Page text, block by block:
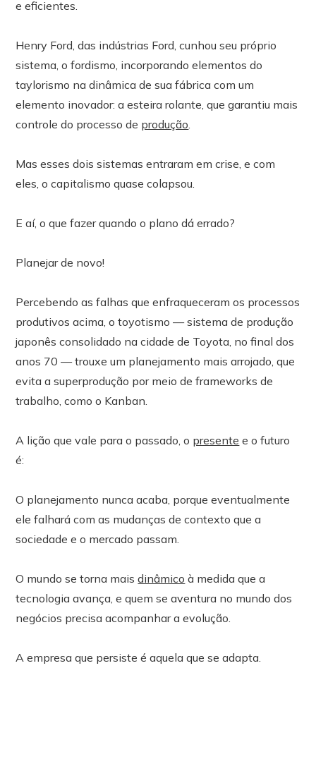
e eficientes.
Henry Ford, das indústrias Ford, cunhou seu próprio
sistema, o fordismo, incorporando elementos do
taylorismo na dinâmica de sua fábrica com um
elemento inovador: a esteira rolante, que garantiu mais
controle do processo de produção.
Mas esses dois sistemas entraram em crise, e com
eles, o capitalismo quase colapsou.
E aí, o que fazer quando o plano dá errado?
Planejar de novo!
Percebendo as falhas que enfraqueceram os processos
produtivos acima, o toyotismo — sistema de produção
japonês consolidado na cidade de Toyota, no final dos
anos 70 — trouxe um planejamento mais arrojado, que
evita a superprodução por meio de frameworks de
trabalho, como o Kanban.
A lição que vale para o passado, o presente e o futuro
é:
O planejamento nunca acaba, porque eventualmente
ele falhará com as mudanças de contexto que a
sociedade e o mercado passam.
O mundo se torna maisdinâmico à medida que a
tecnologia avança, e quem se aventura no mundo dos
negócios precisa acompanhar a evolução.
A empresa que persiste é aquela que se adapta.